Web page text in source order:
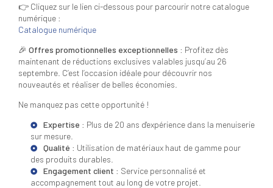
👉 Cliquez sur le lien ci-dessous pour parcourir notre catalogue
numérique :
Catalogue numérique
🎉 Offres promotionnelles exceptionnelles : Profitez dès
maintenant de réductions exclusives valables jusqu’au 26
septembre. C’est l’occasion idéale pour découvrir nos
nouveautés et réaliser de belles économies.
Ne manquez pas cette opportunité !
Expertise : Plus de 20 ans d'expérience dans la menuiserie
sur mesure.
Qualité : Utilisation de matériaux haut de gamme pour
des produits durables.
Engagement client : Service personnalisé et
accompagnement tout au long de votre projet.